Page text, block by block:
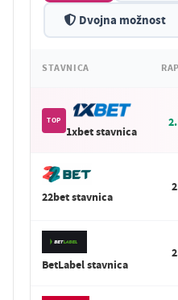
Dvojna možnost
STAVNICA
TOP
1xbet stavnica
22bet stavnica
BetLabel stavnica